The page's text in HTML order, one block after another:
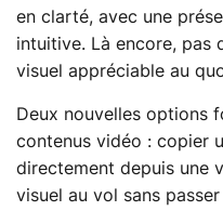
en clarté, avec une
intuitive. Là encore, pas
visuel appréciable au
Deux nouvelles options
contenus vidéo : copier
directement depuis une
visuel au vol sans